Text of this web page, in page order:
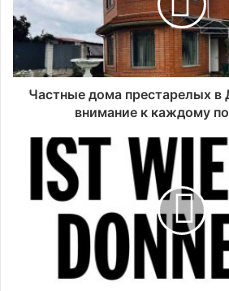
Частные дома престарелых в
внимание к каждому